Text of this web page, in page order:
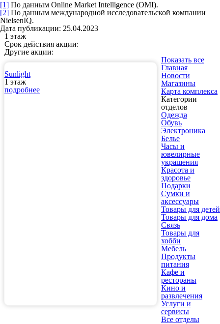
[1] По данным Online Market Intelligence (OMI).
[2] По данным международной исследовательской компании
NielsenIQ.
Дата публикации: 25.04.2023
1 этаж
Срок действия акции:
Другие акции:
Sunlight
1 этаж
подробнее
Показать все
Главная
Новости
Магазины
Карта комплекса
Категории
отделов
Одежда
Обувь
Электроника
Белье
Часы и
ювелирные
украшения
Красота и
здоровье
Подарки
Сумки и
аксессуары
Товары для детей
Товары для дома
Связь
Товары для
хобби
Мебель
Продукты
питания
Кафе и
рестораны
Кино и
развлечения
Услуги и
сервисы
Все отделы